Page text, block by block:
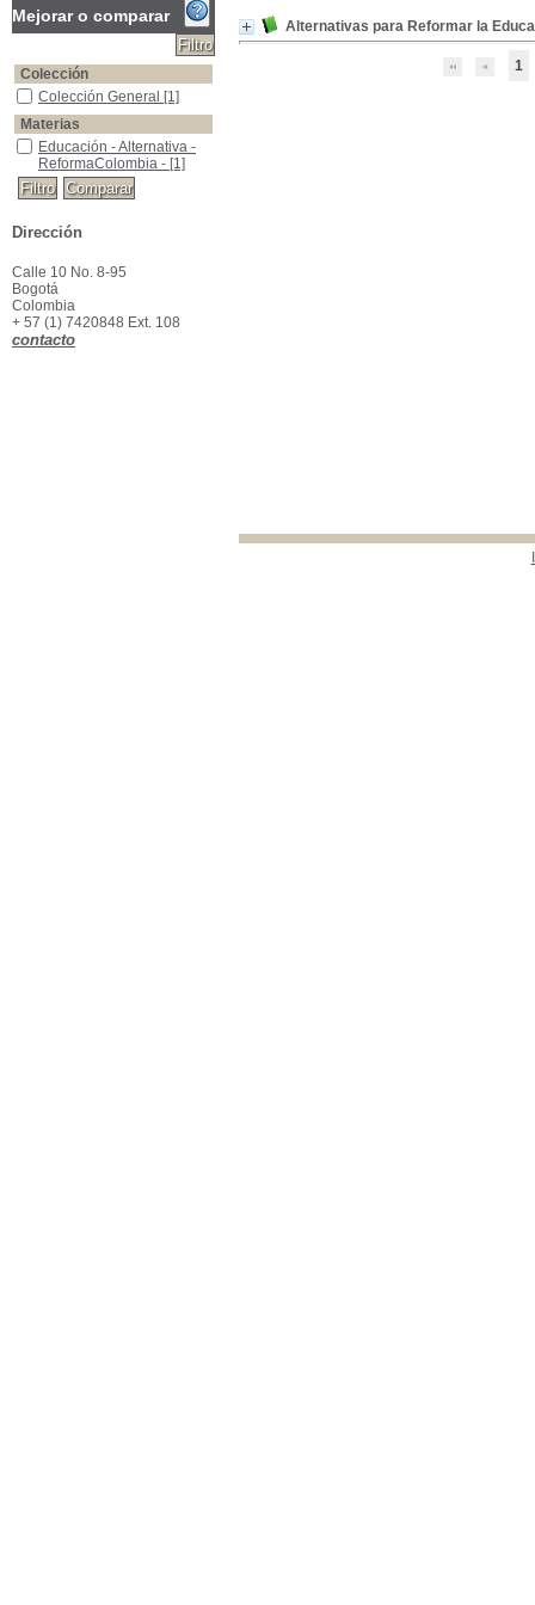
Alternativas para Reformar la
1
Mejorar o comparar
Colección
Colección General
Colección General [1]
Materias
Educación - Alternativa - ReformaColombia -
Educación - Alternativa -
ReformaColombia - [1]
Dirección
Calle 10 No. 8-95
Bogotá
Colombia
+ 57 (1) 7420848 Ext. 108
contacto